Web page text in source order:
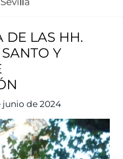
DE LAS HH.
Y
junio de 2024